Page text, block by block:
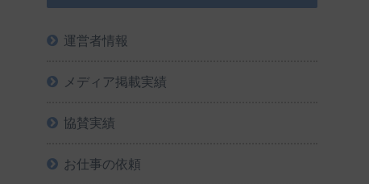
運営者情報
メディア掲載実績
協賛実績
お仕事の依頼